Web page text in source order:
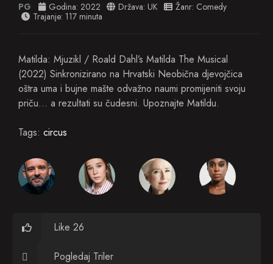
PG Godina: 2022 Država: UK Žanr: Comedy
Trajanje: 117 minuta
Matilda: Mjuzikl / Roald Dahl’s Matilda The Musical
(2022) Sinkronizirano na Hrvatski Neobična djevojčica
oštra uma i bujne mašte odvažno naumi promijeniti svoju
priču… a rezultati su čudesni. Upoznajte Matildu.
Tags: circus
Like 26
Pogledaj Triler